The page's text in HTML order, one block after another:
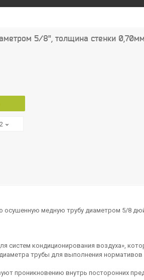
5/8", толщина стенки
медную трубу диаметром 5/8
систем кондиционирования воздуха»,
трубы для выполнения нормативов
проникновению внутрь посторонних